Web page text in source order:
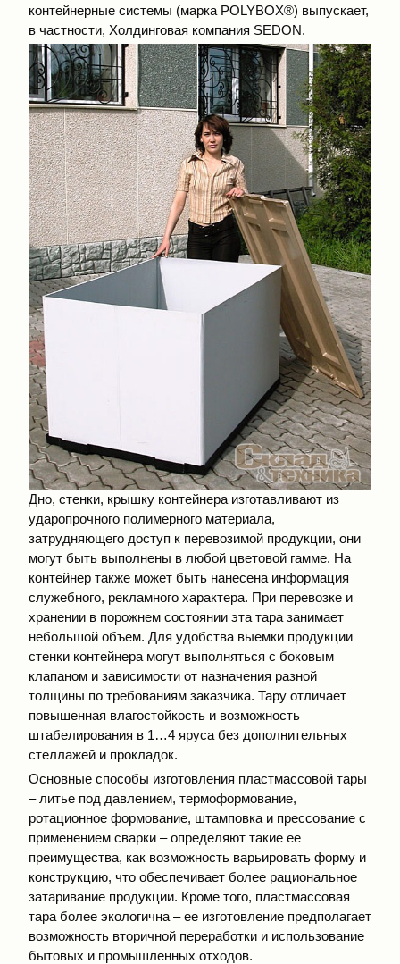
контейнерные системы (марка POLYBOX®) выпускает,
в частности, Холдинговая компания SEDON.
Дно, стенки, крышку контейнера изготавливают из
ударопрочного полимерного материала,
затрудняющего доступ к перевозимой продукции, они
могут быть выполнены в любой цветовой гамме. На
контейнер также может быть нанесена информация
служебного, рекламного характера. При перевозке и
хранении в порожнем состоянии эта тара занимает
небольшой объем. Для удобства выемки продукции
стенки контейнера могут выполняться с боковым
клапаном и зависимости от назначения разной
толщины по требованиям заказчика. Тару отличает
повышенная влагостойкость и возможность
штабелирования в 1…4 яруса без дополнительных
стеллажей и прокладок.
Основные способы изготовления пластмассовой тары
– литье под давлением, термоформование,
ротационное формование, штамповка и прессование с
применением сварки – определяют такие ее
преимущества, как возможность варьировать форму и
конструкцию, что обеспечивает более рациональное
затаривание продукции. Кроме того, пластмассовая
тара более экологична – ее изготовление предполагает
возможность вторичной переработки и использование
бытовых и промышленных отходов.